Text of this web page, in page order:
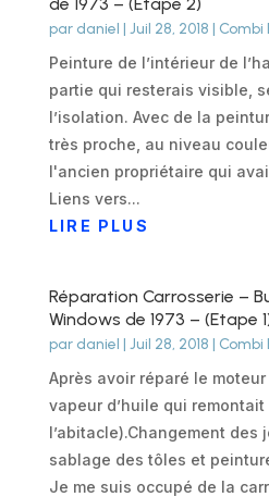
par daniel | Juil 28, 2018 | Combi
Peinture de l’intérieur de
partie qui resterais visible,
l’isolation. Avec de la
très proche, au niveau
l'ancien propriétaire qui
Liens vers...
LIRE PLUS
Réparation Carrosserie –
Windows de 1973 – (Etape
par daniel | Juil 28, 2018 | Combi
Après avoir réparé le
vapeur d’huile qui remontait
l’abitacle).Changement des
sablage des tôles et
Je me suis occupé de la